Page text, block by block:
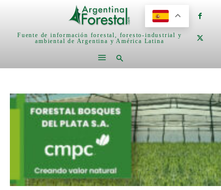
Fuente de información forestal, foresto-industrial y
ambiental de Argentina y América Latina